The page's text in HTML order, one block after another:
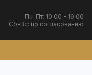
Пн-Пт: 10:00 - 19:00
Сб-Вс: по согласованию